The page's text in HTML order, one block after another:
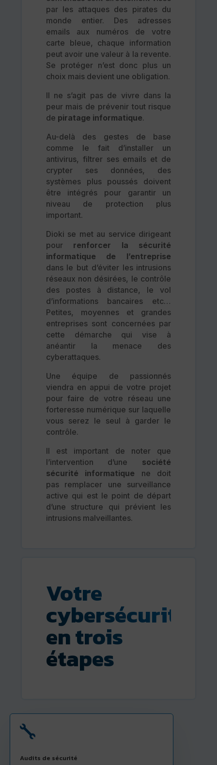
par les attaques des pirates du
monde entier. Des adresses
emails aux numéros de votre
carte bleue, chaque information
peut avoir une valeur à la revente.
Se protéger n’est donc plus un
choix mais devient une obligation.
Il ne s’agit pas de vivre dans la
peur mais de prévenir tout risque
de piratage informatique.
Au-delà des gestes de base
comme le fait d’installer un
antivirus, filtrer ses emails et de
crypter ses données, des
systèmes plus poussés doivent
être intégrés pour garantir un
niveau de protection plus
important.
Dioki se met au service dirigeant
pour renforcer la sécurité
informatique de l’entreprise
dans le but d’éviter les intrusions
réseaux non désirées, le contrôle
des postes à distance, le vol
d’informations bancaires etc…
Petites, moyennes et grandes
entreprises sont concernées par
cette démarche qui vise à
anéantir la menace des
cyberattaques.
Une équipe de passionnés
viendra en appui de votre projet
pour faire de votre réseau une
forteresse numérique sur laquelle
vous serez le seul à garder le
contrôle.
Il est important de noter que
l’intervention d’une société
sécurité informatique ne doit
pas remplacer une surveillance
active qui est le point de départ
d’une structure qui prévient les
intrusions malveillantes.
Votre
cybersécurité
en trois
étapes

Audits de sécurité